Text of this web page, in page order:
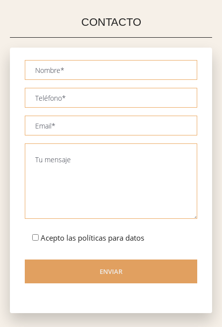
CONTACTO
Acepto las políticas para datos
ENVIAR